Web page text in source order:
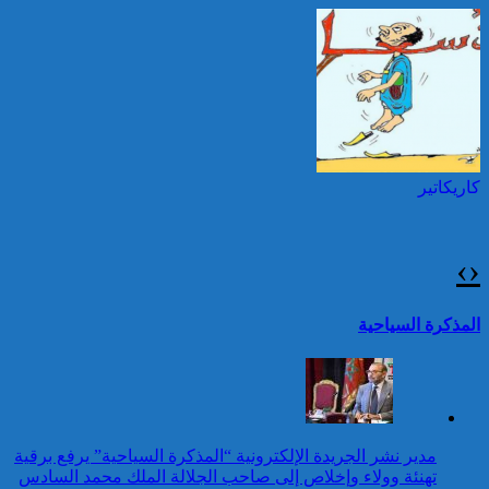
إطلاق النار خلال حفل
الصحافة بواشنطن:المهاجم
كان يستهدف مسؤولين
بالمناطق الحضرية خلال
بمناسبة عيد العرش المجيد
العرش المجيد
برقية تهنئة إلى جلالة الملك
من المدير العام لمنظمة
توقيف شخصين هددا شرطيا
بسكينين خلال محاولة سرقة ليلا
تقرير: 67,7% من الأشخاص في
وضعية إعاقة لم يبلغوا أي مستوى
كاريكاتير
كاريكاتير
‹
›
المذكرة السياحية
مدير نشر الجريدة الإلكترونية “المذكرة السياحية” يرفع برقية
تهنئة وولاء وإخلاص إلى صاحب الجلالة الملك محمد السادس